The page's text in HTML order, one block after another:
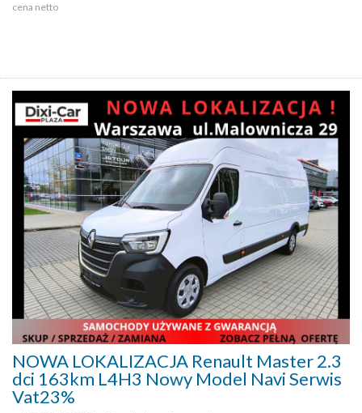
cena netto
NOWA LOKALIZACJA Renault Master 2.3
dci 163km L4H3 Nowy Model Navi Serwis
Vat23%